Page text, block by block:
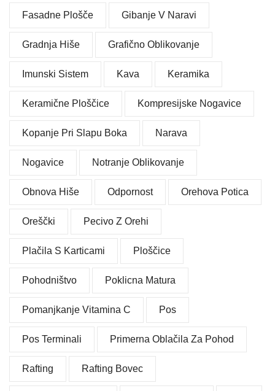
Fasadne Plošče Gibanje V Naravi
Gradnja Hiše Grafično Oblikovanje
Imunski Sistem Kava Keramika
Keramične Ploščice Kompresijske Nogavice
Kopanje Pri Slapu Boka Narava
Nogavice Notranje Oblikovanje
Obnova Hiše Odpornost Orehova Potica
Oreščki Pecivo Z Orehi
Plačila S Karticami Ploščice
Pohodništvo Poklicna Matura
Pomanjkanje Vitamina C Pos
Pos Terminali Primerna Oblačila Za Pohod
Rafting Rafting Bovec